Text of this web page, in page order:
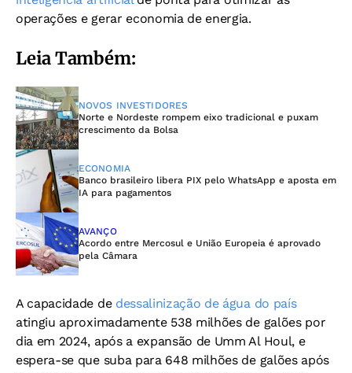
operações e gerar economia de energia.
Leia Também:
NOVOS INVESTIDORES
Norte e Nordeste rompem eixo tradicional e puxam
crescimento da Bolsa
ECONOMIA
Banco brasileiro libera PIX pelo WhatsApp e aposta em
IA para pagamentos
AVANÇO
Acordo entre Mercosul e União Europeia é aprovado
pela Câmara
A capacidade de dessalinização de água do país
atingiu aproximadamente 538 milhões de galões por
dia em 2024, após a expansão de Umm Al Houl, e
espera-se que suba para 648 milhões de galões após